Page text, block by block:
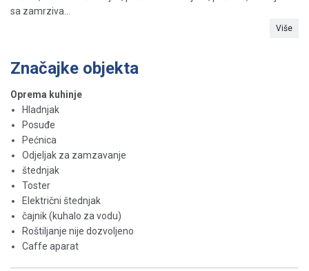
sa zamrziva...
Više
Značajke objekta
Oprema kuhinje
Hladnjak
Posuđe
Pećnica
Odjeljak za zamzavanje
štednjak
Toster
Električni štednjak
čajnik (kuhalo za vodu)
Roštiljanje nije dozvoljeno
Caffe aparat